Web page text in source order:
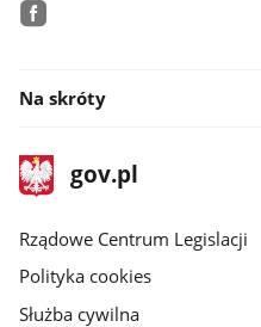
Na skróty
stopka
gov.plStrona
gov.pl
Rządowe Centrum Legislacji
Polityka cookies
Służba cywilna